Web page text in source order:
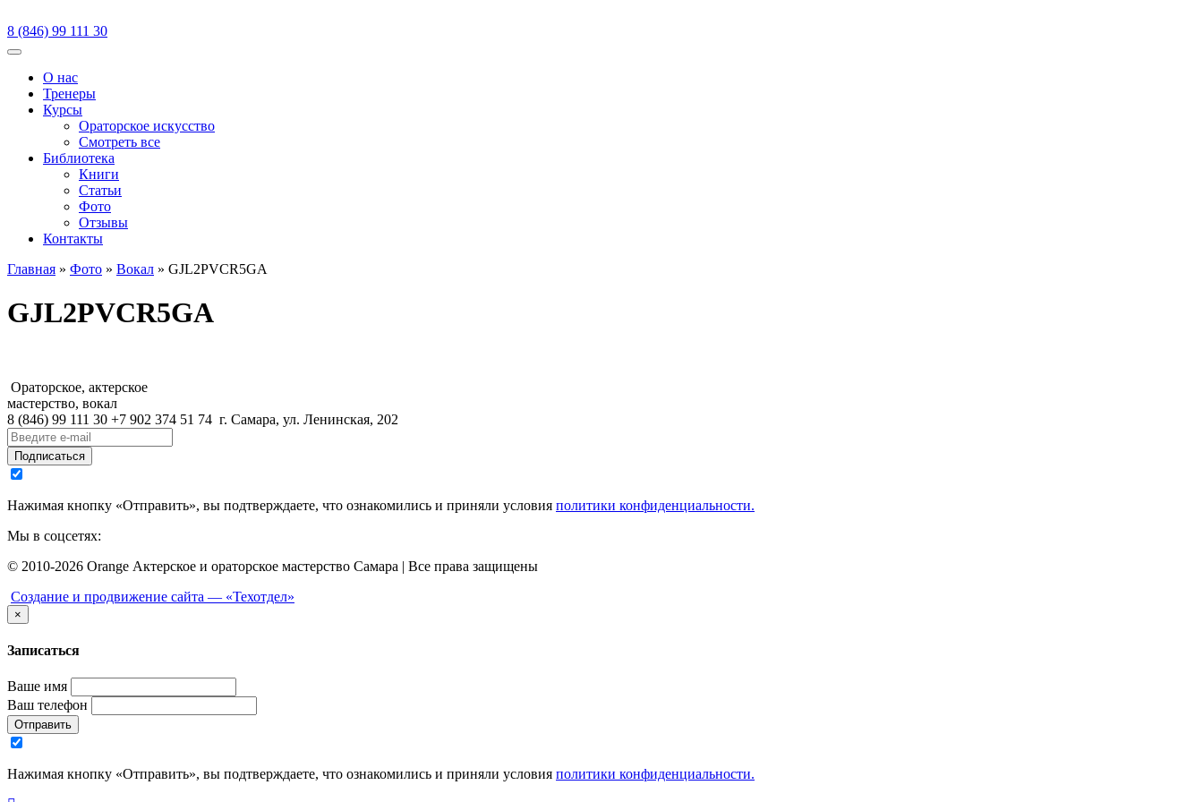
8 (846) 99 111 30
Меню
О нас
Тренеры
Курсы
Ораторское искусство
Смотреть все
Библиотека
Книги
Статьи
Фото
Отзывы
Контакты
Главная » Фото » Вокал » GJL2PVCR5GA
GJL2PVCR5GA
Ораторское, актерское
мастерство, вокал
8 (846) 99 111 30 +7 902 374 51 74 г. Самара, ул. Ленинская, 202
Подписаться
Нажимая кнопку «Отправить», вы подтверждаете, что ознакомились и приняли условия политики конфиденциальности.
Мы в соцсетях:
© 2010-2026 Orange Актерское и ораторское мастерство Самара | Все права защищены
Создание и продвижение сайта — «Техотдел»
×
Записаться
Ваше имя
Ваш телефон
Отправить
Нажимая кнопку «Отправить», вы подтверждаете, что ознакомились и приняли условия политики конфиденциальности.